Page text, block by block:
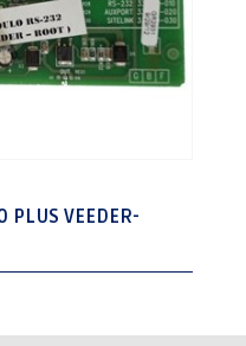
PLUS VEEDER-